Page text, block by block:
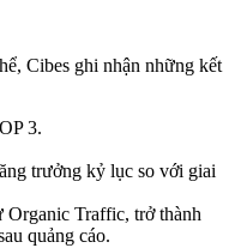
Cibes ghi nhận những kết
3.
trưởng kỷ lục so với giai
Organic Traffic, trở thành
quảng cáo.